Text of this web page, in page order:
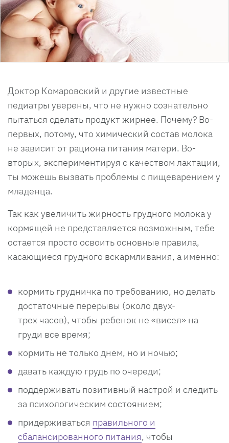
Доктор Комаровский и другие известные
педиатры уверены, что не нужно сознательно
пытаться сделать продукт жирнее. Почему? Во-
первых, потому, что химический состав молока
не зависит от рациона питания матери. Во-
вторых, экспериментируя с качеством лактации,
ты можешь вызвать проблемы с пищеварением у
младенца.
Так как увеличить жирность грудного молока у
кормящей не представляется возможным, тебе
остается просто освоить основные правила,
касающиеся грудного вскармливания, а именно:
кормить грудничка по требованию, но делать
достаточные перерывы (около двух-
трех часов), чтобы ребенок не «висел» на
груди все время;
кормить не только днем, но и ночью;
давать каждую грудь по очереди;
поддерживать позитивный настрой и следить
за психологическим состоянием;
придерживаться правильного и
сбалансированного питания, чтобы